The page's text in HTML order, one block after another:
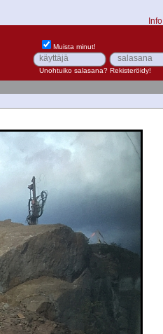
Info
Muista minut!
Unohtuiko salasana? Rekisteröidy!